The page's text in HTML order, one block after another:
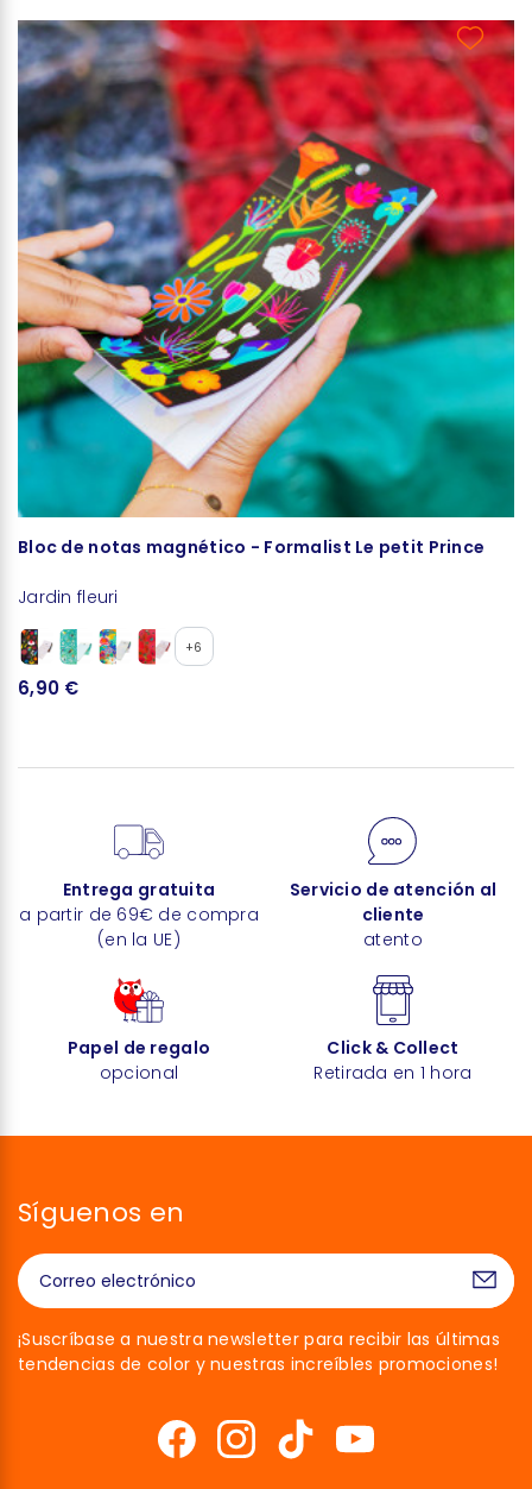
Bloc de notas magnético - Formalist Le petit Prince
Jardin fleuri
+6
6,90 €
Entrega gratuita
a partir de 69€ de compra
(en la UE)
Servicio de atención al
cliente
atento
Papel de regalo
opcional
Click & Collect
Retirada en 1 hora
Síguenos en
¡Suscríbase a nuestra newsletter para recibir las últimas
tendencias de color y nuestras increíbles promociones!